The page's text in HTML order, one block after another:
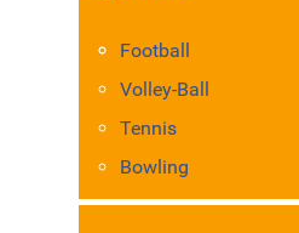
Football
Volley-Ball
Tennis
Bowling